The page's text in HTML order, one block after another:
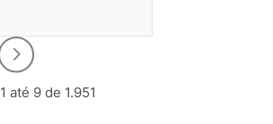
até 9 de 1.951